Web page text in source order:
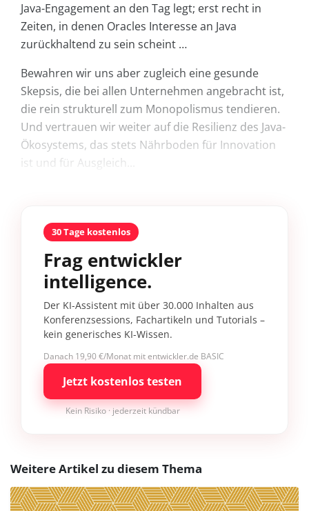
Java-Engagement an den Tag legt; erst recht in
Zeiten, in denen Oracles Interesse an Java
zurückhaltend zu sein scheint …
Bewahren wir uns aber zugleich eine gesunde
Skepsis, die bei allen Unternehmen angebracht ist,
die rein strukturell zum Monopolismus tendieren.
Und vertrauen wir weiter auf die Resilienz des Java-
Ökosystems, das stets Nährboden für Innovation
ist und für Ausgleich...
30 Tage kostenlos
Frag entwickler
intelligence.
Der KI-Assistent mit über 30.000 Inhalten aus
Konferenzsessions, Fachartikeln und Tutorials –
kein generisches KI-Wissen.
Danach 19,90 €/Monat mit entwickler.de BASIC
Jetzt kostenlos testen
Kein Risiko · jederzeit kündbar
Weitere Artikel zu diesem Thema